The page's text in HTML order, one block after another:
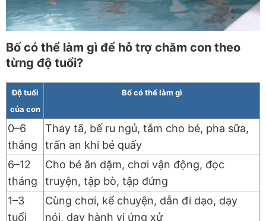
Bố có thể làm gì để hỗ trợ chăm con theo
từng độ tuổi?
Độ tuổi
của con
Bố có thể làm gì
0–6
tháng
Thay tã, bế ru ngủ, tắm cho bé, pha sữa,
trấn an khi bé quấy
6–12
tháng
Cho bé ăn dặm, chơi vận động, đọc
truyện, tập bò, tập đứng
1–3
tuổi
Cùng chơi, kể chuyện, dẫn đi dạo, dạy
nói, dạy hành vi ứng xử